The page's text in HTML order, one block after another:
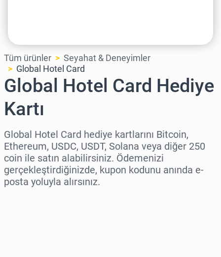
Tüm ürünler
Seyahat & Deneyimler
Global Hotel Card
Global Hotel Card Hediye
Kartı
Global Hotel Card hediye kartlarını Bitcoin,
Ethereum, USDC, USDT, Solana veya diğer 250
coin ile satın alabilirsiniz. Ödemenizi
gerçekleştirdiğinizde, kupon kodunu anında e-
posta yoluyla alırsınız.